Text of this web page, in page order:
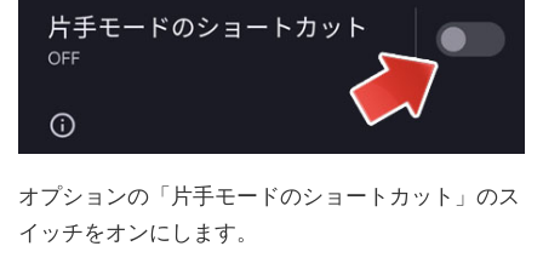
オプションの「片手モードのショートカット」のス
イッチをオンにします。